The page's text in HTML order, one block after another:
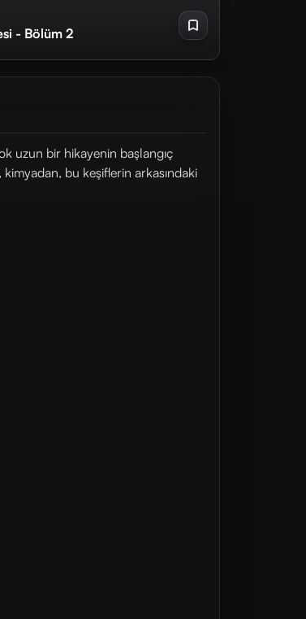
- Bölüm 2
uzun bir hikayenin başlangıç
bu keşiflerin arkasındaki